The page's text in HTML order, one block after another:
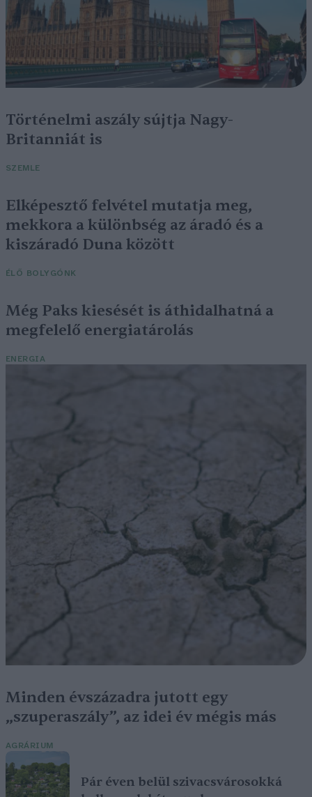
Történelmi aszály sújtja Nagy-
Britanniát is
SZEMLE
Elképesztő felvétel mutatja meg,
mekkora a különbség az áradó és a
kiszáradó Duna között
ÉLŐ BOLYGÓNK
Még Paks kiesését is áthidalhatná a
megfelelő energiatárolás
ENERGIA
Minden évszázadra jutott egy
„szuperaszály”, az idei év mégis más
AGRÁRIUM
Pár éven belül szivacsvárosokká